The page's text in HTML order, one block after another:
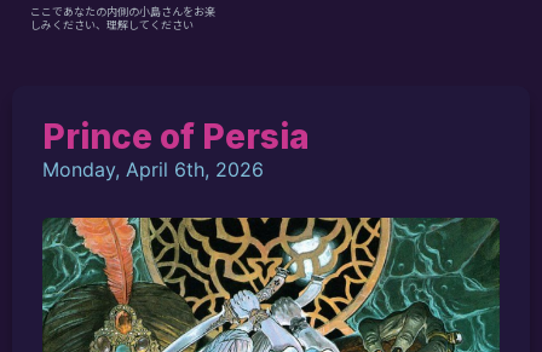
ここであなたの内側の小島さんをお楽
しみください、理解してください
Prince of Persia
Monday, April 6th, 2026